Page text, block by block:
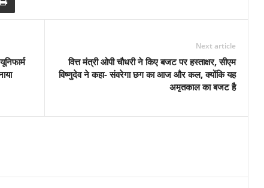
Next article
वित्त मंत्री ओपी चौधरी ने किए बजट पर हस्ताक्षर, सीएम
विष्णुदेव ने कहा- संवरेगा छग का आज और कल, क्योंकि यह
अमृतकाल का बजट है